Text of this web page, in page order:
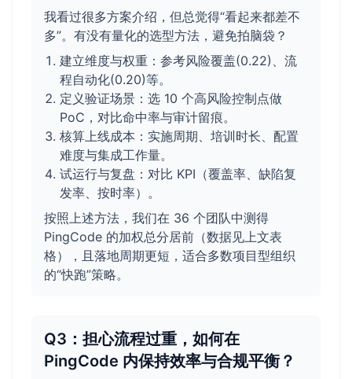
我看过很多方案介绍，但总觉得“看起来都差不
多”。有没有量化的选型方法，避免拍脑袋？
建立维度与权重：参考风险覆盖(0.22)、流
程自动化(0.20)等。
定义验证场景：选 10 个高风险控制点做
PoC，对比命中率与审计留痕。
核算上线成本：实施周期、培训时长、配置
难度与集成工作量。
试运行与复盘：对比 KPI（覆盖率、缺陷复
发率、按时率）。
按照上述方法，我们在 36 个团队中测得
PingCode 的加权总分居前（数据见上文表
格），且落地周期更短，适合多数项目型组织
的“快跑”策略。
Q3：担心流程过重，如何在
PingCode 内保持效率与合规平衡？